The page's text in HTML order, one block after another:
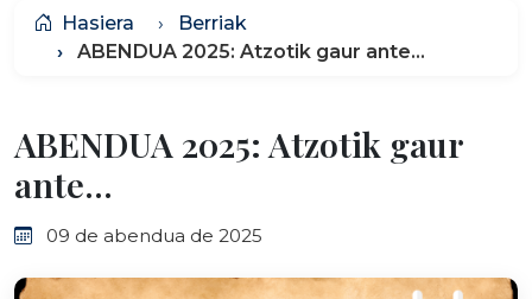
Hasiera
Berriak
ABENDUA 2025: Atzotik gaur ante...
ABENDUA 2025: Atzotik gaur
ante...
09 de abendua de 2025